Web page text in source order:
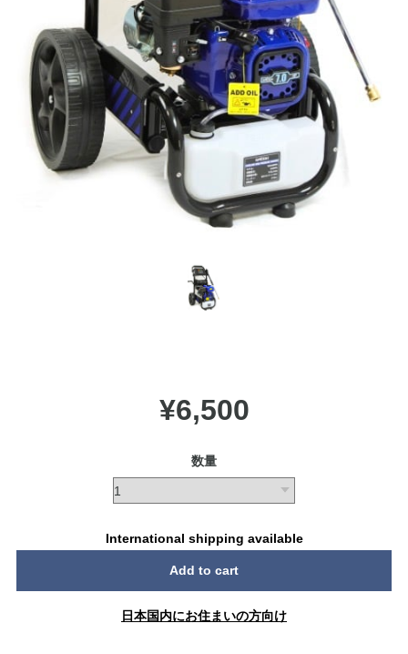
¥6,500
数量
International shipping available
Add to cart
日本国内にお住まいの方向け